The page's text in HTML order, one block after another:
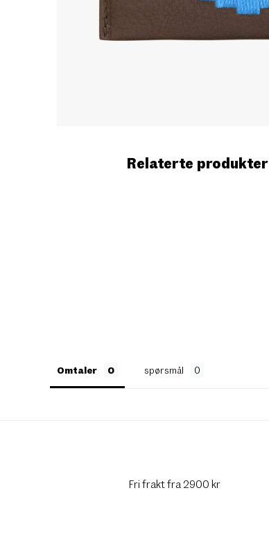
Relaterte produkter
Omtaler spørsmål
Fri frakt fra 2900 kr